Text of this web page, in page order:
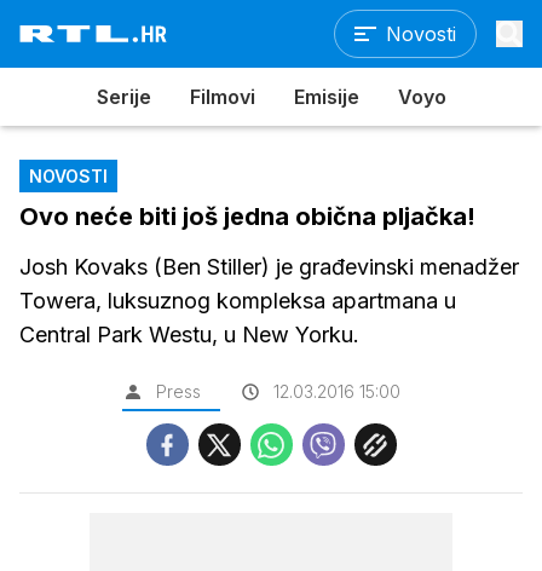
Novosti
Serije Filmovi Emisije Voyo
NOVOSTI
Ovo neće biti još jedna obična pljačka!
Josh Kovaks (Ben Stiller) je građevinski menadžer
Towera, luksuznog kompleksa apartmana u
Central Park Westu, u New Yorku.
Press 12.03.2016 15:00